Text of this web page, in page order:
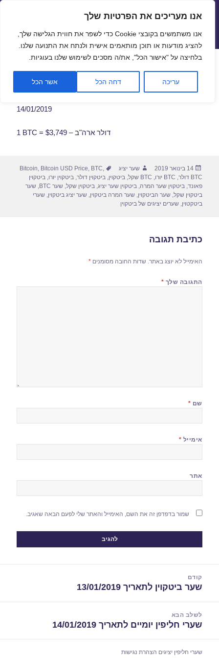
פתח
אנו מעריכים את הפרטיות שלך
אנו משתמשים בקובצי Cookie כדי לשפר את חווית הגלישה שלך,
להציג מודעות או תוכן מותאמים אישית ולנתח את התנועה שלנו.
בלחיצה על "אישור הכל", את/ה מסכים לשימוש שלנו בעוגיות.
עריכה דחה הכל אשר הכל
שערי חליפין יציגים – שער יציג
תפריטים
ווידג'טים
שער ביטקוין לתאריך 14/01/2019
14/01/2019
1 BTC = $3,749 – דולר ארה"ב
פורסם
בתאריך
14 בינואר 2019 מחבר
שער יציג תגיות Bitcoin, Bitcoin USD Price, BTC,
BTC דולר
, BTC יורו , BTC שקל ,ביטקוין,ביטקוין דולר,ביטקוין יורו,ביטקוין
פאונד,ביטקוין שער המרה,ביטקוין שער יציג,ביטקוין שקל,שער BTC ,שער
ביטקוין שקל,שער הביטקוין,שער המרה ביטקוין,שער יציג ביטקוין,שערי
ביטקטוין,שערים יציגים של ביטקוין
כתיבת תגובה
האימייל לא יוצג באתר. שדות החובה מסומנים*
התגובה שלך *
שם *
אימייל *
אתר
שמור בדפדפן זה את השם, האימייל והאתר שלי לפעם הבאה שאגיב.
קודם
הפוסט
שער ביטקוין לתאריך 13/01/2019
לשלב הבא
הפוסט
שערי חליפין יומיים לתאריך 14/01/2019
שערי חליפין יציגים הצהרת נגישות